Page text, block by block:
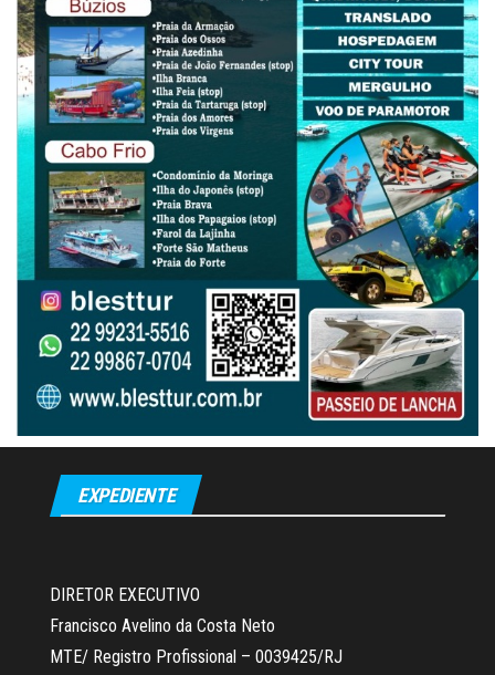
EXPEDIENTE
DIRETOR EXECUTIVO
Francisco Avelino da Costa Neto
MTE/ Registro Profissional – 0039425/RJ